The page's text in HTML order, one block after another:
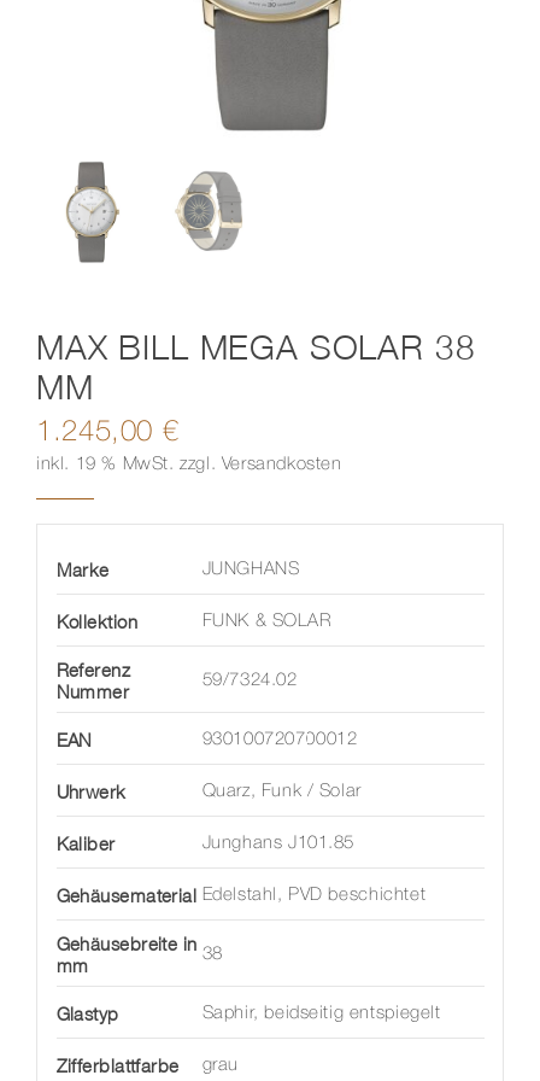
MAX BILL MEGA SOLAR 38
MM
1.245,00 €
inkl. 19 % MwSt. zzgl. Versandkosten
Marke JUNGHANS
Kollektion FUNK & SOLAR
Referenz
Nummer
59/7324.02
EAN 930100720700012
Uhrwerk Quarz, Funk / Solar
Kaliber Junghans J101.85
Gehäusematerial Edelstahl, PVD beschichtet
Gehäusebreite in
mm
38
Glastyp Saphir, beidseitig entspiegelt
Zifferblattfarbe grau